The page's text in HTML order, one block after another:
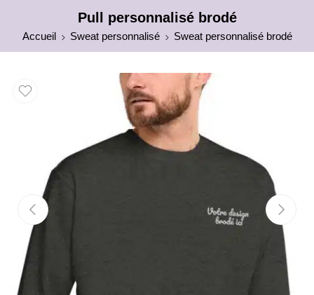
Pull personnalisé brodé
Accueil Sweat personnalisé Sweat personnalisé brodé